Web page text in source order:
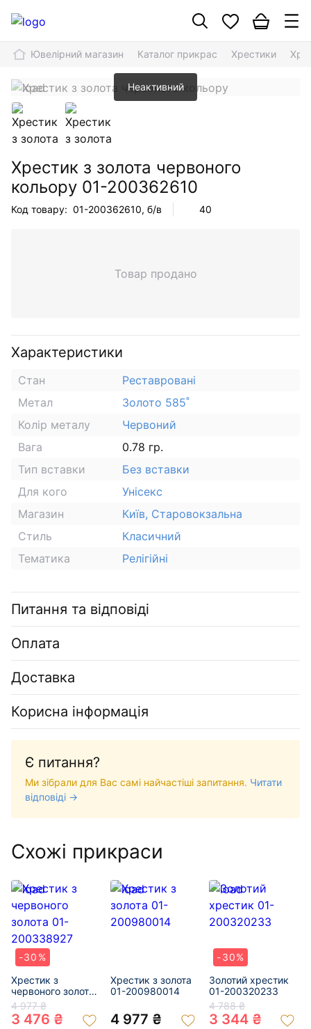
Ювелірний магазин Каталог прикрас Хрестики
Неактивний
Хрестик з золота червоного
кольору 01-200362610
Код товару: 01-200362610, б/в 40
Товар продано
Характеристики
Стан
Реставровані
Метал
Золото 585˚
Колір металу
Червоний
Вага
0.78 гр.
Тип вставки
Без вставки
Для кого
Унісекс
Магазин
Київ, Старовокзальна
Стиль
Класичний
Тематика
Релігійні
Питання та відповіді
Оплата
Доставка
Корисна інформація
Є питання?
Ми зібрали для Вас самі найчастіші запитання. Читати
відповіді →
Схожі прикраси
-30%
Хрестик з
червоного золота
01-200338927
4 977 ₴
3 476 ₴
Хрестик з золота
01-200980014
4 977 ₴
-30%
Золотий хрестик
01-200320233
4 788 ₴
3 344 ₴